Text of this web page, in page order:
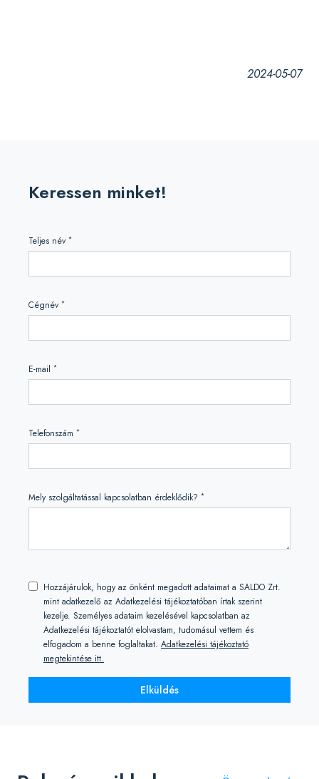
2024-05-07
Keressen minket!
Teljes név *
Cégnév *
E-mail *
Telefonszám *
Mely szolgáltatással kapcsolatban érdeklődik? *
Hozzájárulok, hogy az önként megadott adataimat a SALDO Zrt.
mint adatkezelő az Adatkezelési tájékoztatóban írtak szerint
kezelje. Személyes adataim kezelésével kapcsolatban az
Adatkezelési tájékoztatót elolvastam, tudomásul vettem és
elfogadom a benne foglaltakat. Adatkezelési tájékoztató
megtekintése itt.
Elküldés